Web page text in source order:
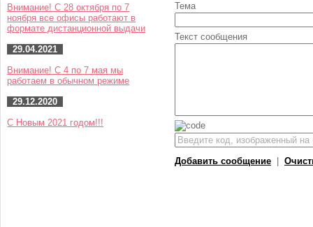
Тема
Текст сообщения
Добавить сообщение
Внимание! С 28 октября по 7
ноября все офисы работают в
формате дистанционной выдачи
29.04.2021
Внимание! С 4 по 7 мая мы
работаем в обычном режиме
29.12.2020
С Новым 2021 годом!!!